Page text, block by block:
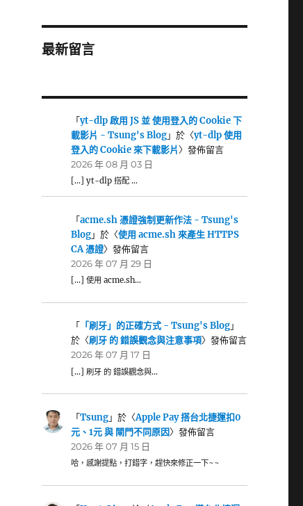
最新留言
「yt-dlp 啟用 JS 並 使用登入的 Cookie 下
載影片 - Tsung's Blog」於〈yt-dlp 使用
登入的 Cookie 來下載影片〉發佈留言
2026 年 08 月 03 日
[…] yt-dlp 搭配 …
「acme.sh 憑證強制更新作法 - Tsung's
Blog」於〈使用 acme.sh 來產生 HTTPS
CA 憑證〉發佈留言
2026 年 07 月 29 日
[…] 使用 acme.sh…
「 「刷牙」的正確方式 - Tsung's Blog」
於〈刷牙 的 錯誤觀念與注意事項〉發佈留言
2026 年 07 月 17 日
[…] 刷牙 的 錯誤觀念與…
「Tsung」於〈Apple Pay 搭台北捷運扣0
元、1元 與 閘門不同原因〉發佈留言
2026 年 07 月 15 日
哈，感謝提點，打錯字，趕快來修正一下~~